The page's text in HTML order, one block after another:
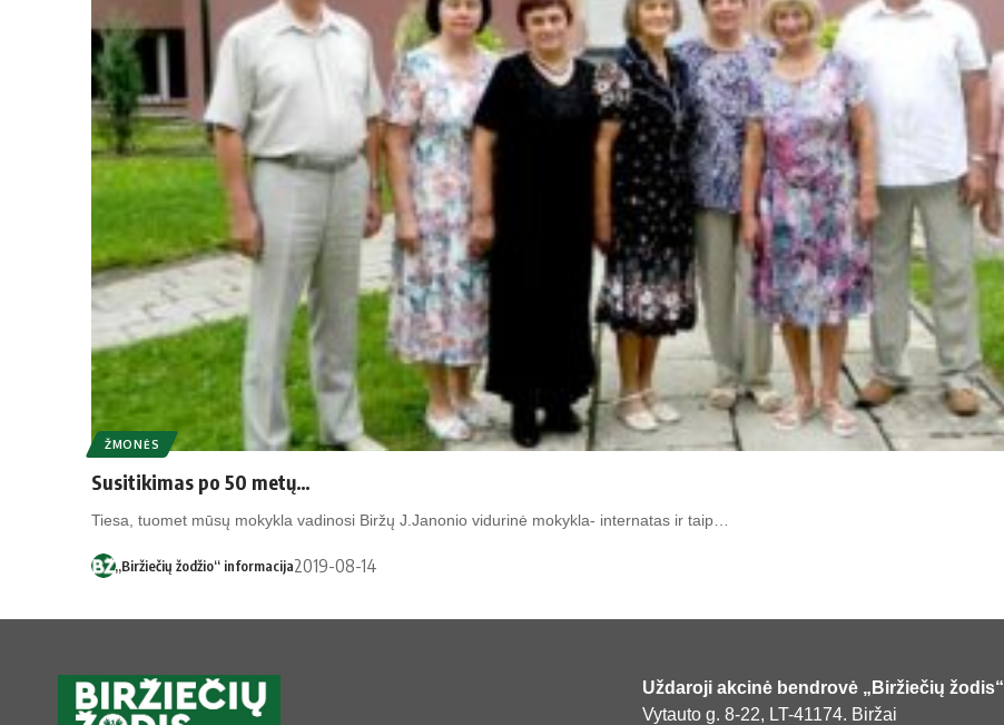
ŽMONĖS
Susitikimas po 50 metų…
Tie­sa, tuo­met mū­sų mo­kyk­la va­di­no­si Bir­žų J.Ja­no­nio vi­du­ri­nė mo­kyk­la- in­ter­na­tas ir taip…
„Biržiečių žodžio“ informacija2019-08-14
Uždaroji akcinė bendrovė „Biržiečių žodis“
Vytauto g. 8-22, LT-41174. Biržai